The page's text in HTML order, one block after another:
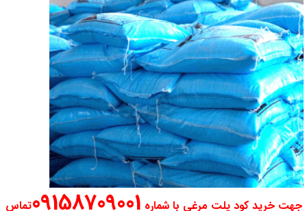
جهت خرید کود پلت مرغی با شماره 09158709001تماس